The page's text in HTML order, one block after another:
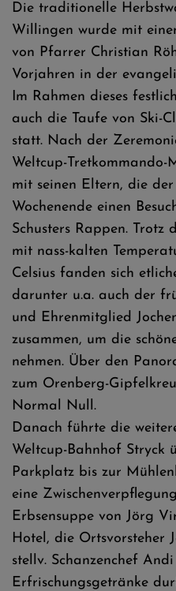
Die traditionelle
Willingen wurde mit
von Pfarrer Christian
Vorjahren in der
Im Rahmen dieses
auch die Taufe von Ski-
statt. Nach der
Weltcup-
mit seinen Eltern, die
Wochenende einen
Schusters Rappen.
mit nass-kalten
Celsius fanden sich
darunter u.a. auch der
und Ehrenmitglied
zusammen, um die
nehmen. Über den
zum Orenberg-
Normal Null.
Danach führte die
Weltcup-Bahnhof Stryck
Parkplatz bis zur
eine
Erbsensuppe von Jörg
Hotel, die Ortsvorsteher
stellv. Schanzenchef
Erfrischungsgetränke